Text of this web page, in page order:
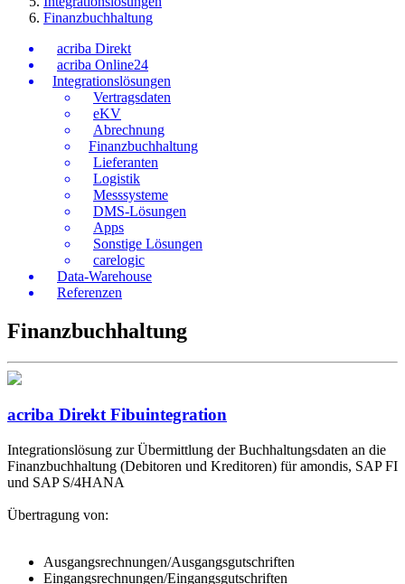
Finanzbuchhaltung
acriba Direkt
acriba Online24
Integrationslösungen
Vertragsdaten
eKV
Abrechnung
Finanzbuchhaltung
Lieferanten
Logistik
Messsysteme
DMS-Lösungen
Apps
Sonstige Lösungen
carelogic
Data-Warehouse
Referenzen
Finanzbuchhaltung
acriba Direkt Fibuintegration
Integrationslösung zur Übermittlung der Buchhaltungsdaten an die
Finanzbuchhaltung (Debitoren und Kreditoren) für amondis, SAP FI
und SAP S/4HANA
Übertragung von:
Ausgangsrechnungen/Ausgangsgutschriften
Eingangsrechnungen/Eingangsgutschriften